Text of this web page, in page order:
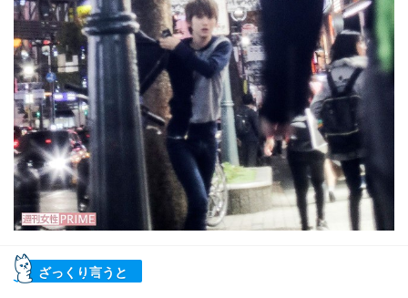
ざっくり言うと